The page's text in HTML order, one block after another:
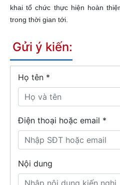
khai tổ chức thực hiện hoàn
trong thời gian tới.
Gửi ý kiến:
Họ tên *
Điện thoại hoặc email *
Nội dung